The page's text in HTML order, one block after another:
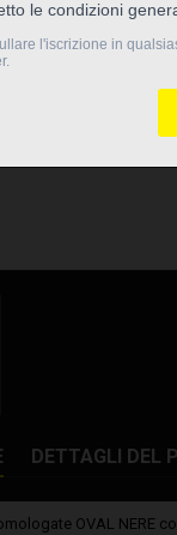
DETTAGLI DEL
OVAL NERE